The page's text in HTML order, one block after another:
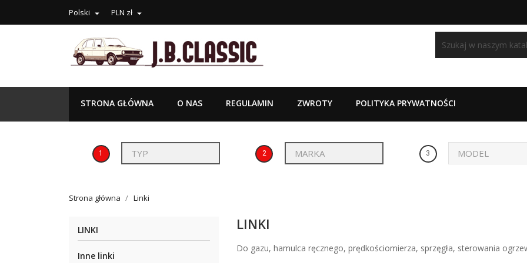
Polski  PLN zł 
STRONA GŁÓWNA O NAS REGULAMIN ZWROTY POLITYKA PRYWATNOŚCI
1 2 3
Strona główna Linki
LINKI
Inne linki
LINKI
Do gazu, hamulca ręcznego, prędkościomierza, sprzęgła, sterowania